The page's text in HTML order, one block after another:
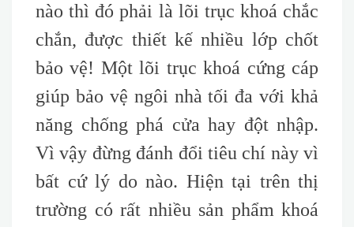
nào thì đó phải là lõi trục khoá chắc
chắn, được thiết kế nhiều lớp chốt
bảo vệ! Một lõi trục khoá cứng cáp
giúp bảo vệ ngôi nhà tối đa với khả
năng chống phá cửa hay đột nhập.
Vì vậy đừng đánh đổi tiêu chí này vì
bất cứ lý do nào. Hiện tại trên thị
trường có rất nhiều sản phẩm khoá